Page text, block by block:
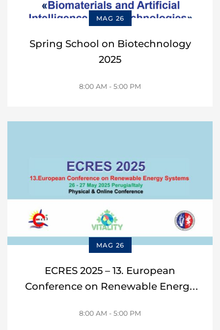
MAG 26
Spring School on Biotechnology
2025
8:00 AM - 5:00 PM
MAG 26
ECRES 2025 – 13. European
Conference on Renewable Energy
8:00 AM - 5:00 PM